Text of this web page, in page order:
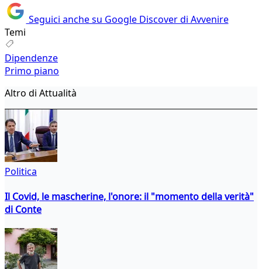
Seguici anche su Google Discover di Avvenire
Temi
Dipendenze
Primo piano
Altro di Attualità
Politica
Il Covid, le mascherine, l'onore: il "momento della verità"
di Conte